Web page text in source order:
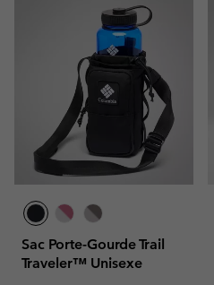
Sac Porte-Gourde Trail
Traveler™ Unisexe